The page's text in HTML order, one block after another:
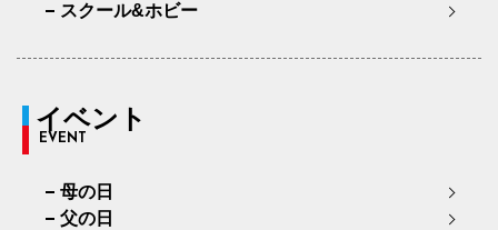
スクール&ホビー
イベント
EVENT
母の日
父の日